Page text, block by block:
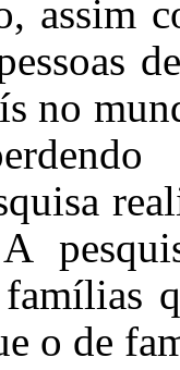
assim
no
o de